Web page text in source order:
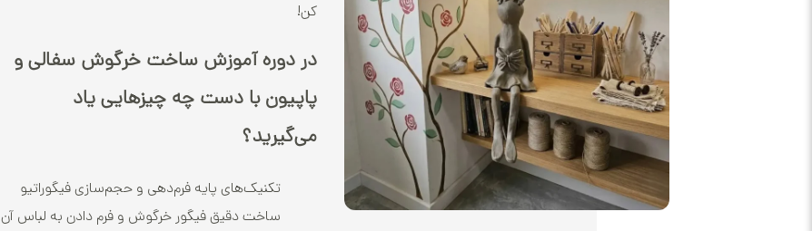
کن!
در دوره آموزش ساخت خرگوش سفالی و
پاپیون با دست چه چیزهایی یاد
می‌گیرید؟
تکنیک‌های پایه فرم‌دهی و حجم‌سازی فیگوراتیو
ساخت دقیق فیگور خرگوش و فرم دادن به لباس آن